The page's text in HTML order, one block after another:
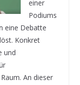
einer
Podiums
eine Debatte
Konkret
und
An dieser